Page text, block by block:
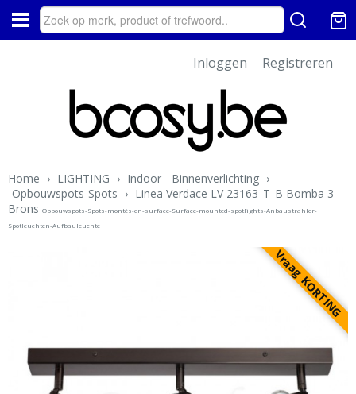
Inloggen Registreren
Home › LIGHTING › Indoor - Binnenverlichting ›
Opbouwspots-Spots › Linea Verdace LV 23163_T_B Bomba 3
Brons Opbouwspots-Spots-montés-en-surface-Surface-mounted-spotlights-Anbaustrahler-
Spotleuchten-Aufbauleuchte
Vraag KORTING